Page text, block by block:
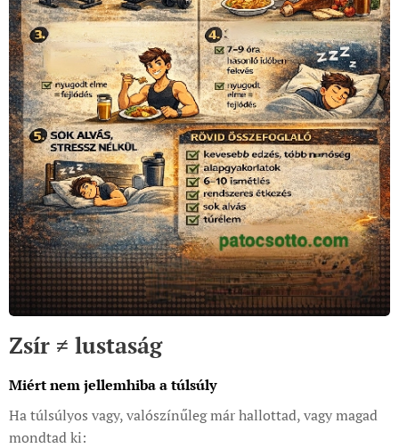
Zsír ≠ lustaság
Miért nem jellemhiba a túlsúly
Ha túlsúlyos vagy, valószínűleg már hallottad, vagy magad
mondtad ki: